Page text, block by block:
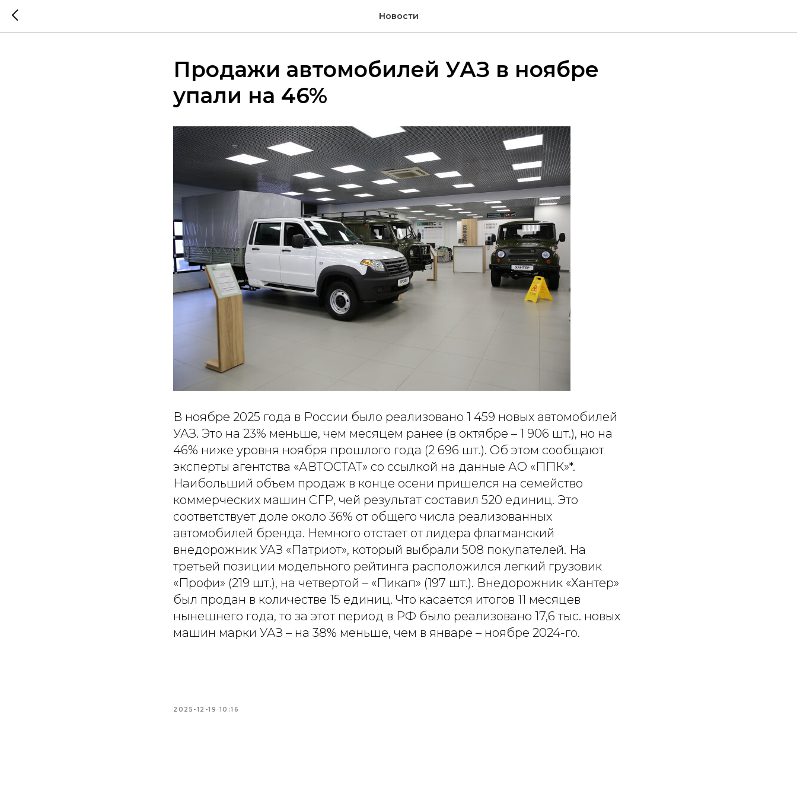
Новости
Продажи автомобилей УАЗ в ноябре
упали на 46%
В ноябре 2025 года в России было реализовано 1 459 новых автомобилей
УАЗ. Это на 23% меньше, чем месяцем ранее (в октябре – 1 906 шт.), но на
46% ниже уровня ноября прошлого года (2 696 шт.). Об этом сообщают
эксперты агентства «АВТОСТАТ» со ссылкой на данные АО «ППК»*.
Наибольший объем продаж в конце осени пришелся на семейство
коммерческих машин СГР, чей результат составил 520 единиц. Это
соответствует доле около 36% от общего числа реализованных
автомобилей бренда. Немного отстает от лидера флагманский
внедорожник УАЗ «Патриот», который выбрали 508 покупателей. На
третьей позиции модельного рейтинга расположился легкий грузовик
«Профи» (219 шт.), на четвертой – «Пикап» (197 шт.). Внедорожник «Хантер»
был продан в количестве 15 единиц. Что касается итогов 11 месяцев
нынешнего года, то за этот период в РФ было реализовано 17,6 тыс. новых
машин марки УАЗ – на 38% меньше, чем в январе – ноябре 2024-го.
2025-12-19 10:16